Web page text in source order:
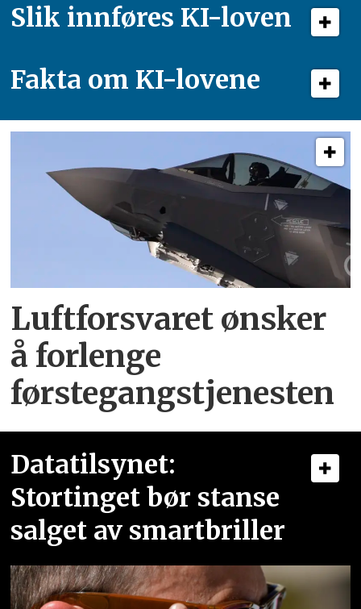
Slik innføres KI-loven
Fakta om KI-lovene
Luftforsvaret ønsker
å forlenge
førstegangstjenesten
Datatilsynet:
Stortinget bør stanse
salget av smartbriller